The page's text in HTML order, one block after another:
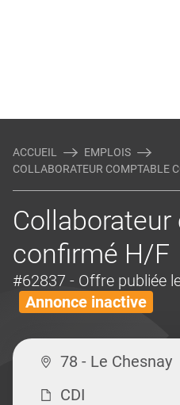
ACCUEIL
EMPLOIS
COLLABORATEUR COMPTABLE
confirmé H/F
#62837 - Offre publiée
Annonce inactive
78 - Le Chesnay
CDI